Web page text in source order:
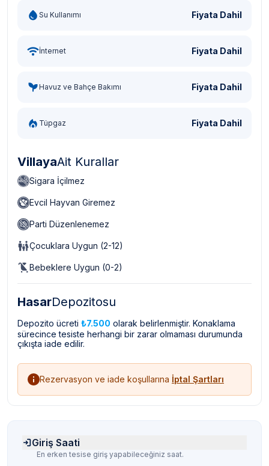
Su Kullanımı Fiyata Dahil
İnternet Fiyata Dahil
Havuz ve Bahçe Bakımı Fiyata Dahil
Tüpgaz Fiyata Dahil
VillayaAit Kurallar
Sigara İçilmez
Evcil Hayvan Giremez
Parti Düzenlenemez
Çocuklara Uygun (2-12)
Bebeklere Uygun (0-2)
HasarDepozitosu
Depozito ücreti ₺7.500 olarak belirlenmiştir. Konaklama
sürecince tesiste herhangi bir zarar olmaması durumunda
çıkışta iade edilir.
Rezervasyon ve iade koşullarına İptal Şartları
Giriş Saati
En erken tesise giriş yapabileceğiniz saat.